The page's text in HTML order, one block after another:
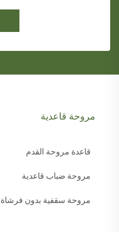
مروحة قاعدية
قاعدة مروحة القدم
مروحة ضباب قاعدية
مروحة سقفية بدون فرشاة